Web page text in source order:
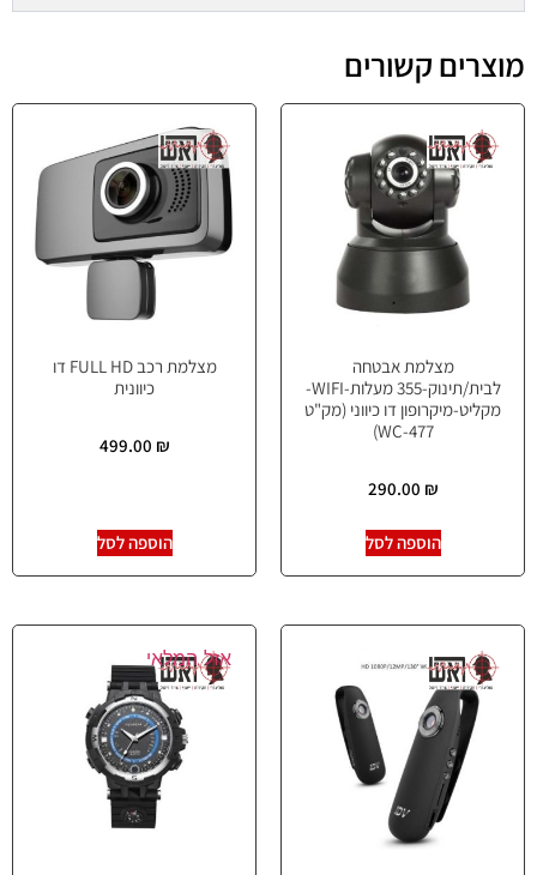
מוצרים קשורים
מצלמת אבטחה
לבית/תינוק-355 מעלות-WIFI-
מקליט-מיקרופון דו כיווני (מק"ט
WC-477)
290.00 ₪
הוספה לסל
מצלמת רכב FULL HD דו
כיוונית
499.00 ₪
הוספה לסל
אזל המלאי